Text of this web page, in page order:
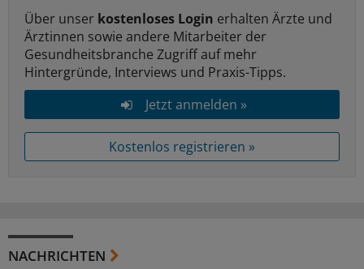
Über unser kostenloses Login erhalten Ärzte und
Ärztinnen sowie andere Mitarbeiter der
Gesundheitsbranche Zugriff auf mehr
Hintergründe, Interviews und Praxis-Tipps.
Jetzt anmelden »
Kostenlos registrieren »
NACHRICHTEN